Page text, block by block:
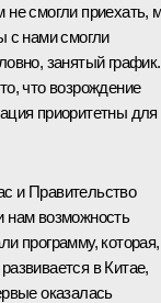
не смогли приехать,
с нами смогли
занятый график.
что возрождение
приоритетны для
и Правительство
нам возможность
программу, которая,
в Китае,
оказалась